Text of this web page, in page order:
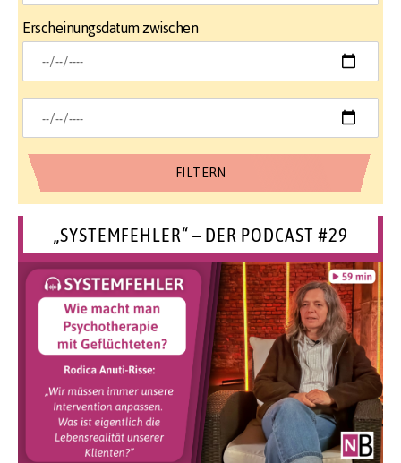
Erscheinungsdatum zwischen
„SYSTEMFEHLER“ – DER PODCAST #29